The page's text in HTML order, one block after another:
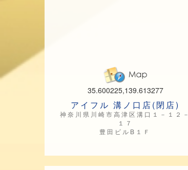
35.600225,139.613277
アイフル 溝ノ口店(閉店)
神奈川県川崎市高津区溝口１－１２－
１７
豊田ビルB１Ｆ